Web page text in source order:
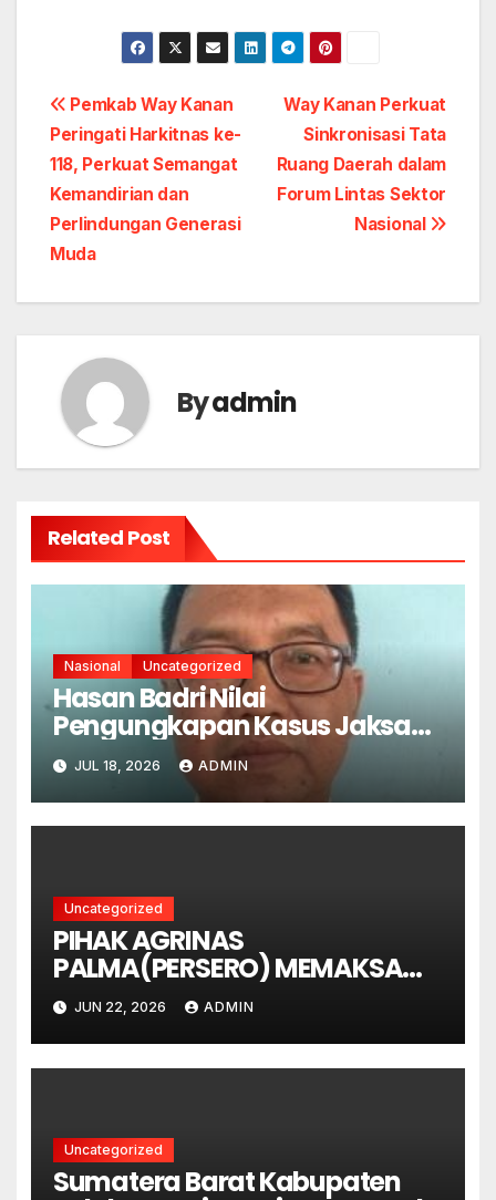
Post
navigation
Way Kanan Perkuat
Sinkronisasi Tata
Ruang Daerah dalam
Forum Lintas Sektor
Nasional
Pemkab Way Kanan
Peringati Harkitnas ke-
118, Perkuat Semangat
Kemandirian dan
Perlindungan Generasi
Muda
Byadmin
Related Post
Nasional Uncategorized
Hasan Badri Nilai
Pengungkapan Kasus Jaksa
Febri Sejalan dengan
Semangat Pemberantasan
Korupsi
JUL 18, 2026 ADMIN
Uncategorized
PIHAK AGRINAS
PALMA(PERSERO) MEMAKSA
MEMANEN LAHAN YANG MASIH
DALAM GUGATAN PERDATA
JUN 22, 2026 ADMIN
Uncategorized
Sumatera Barat Kabupaten